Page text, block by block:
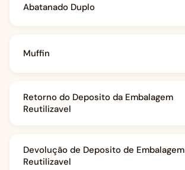
Abatanado Duplo
Muffin
Retorno do Deposito da Embalagem
Reutilizavel
Devolução de Deposito de Embalagem
Reutilizavel